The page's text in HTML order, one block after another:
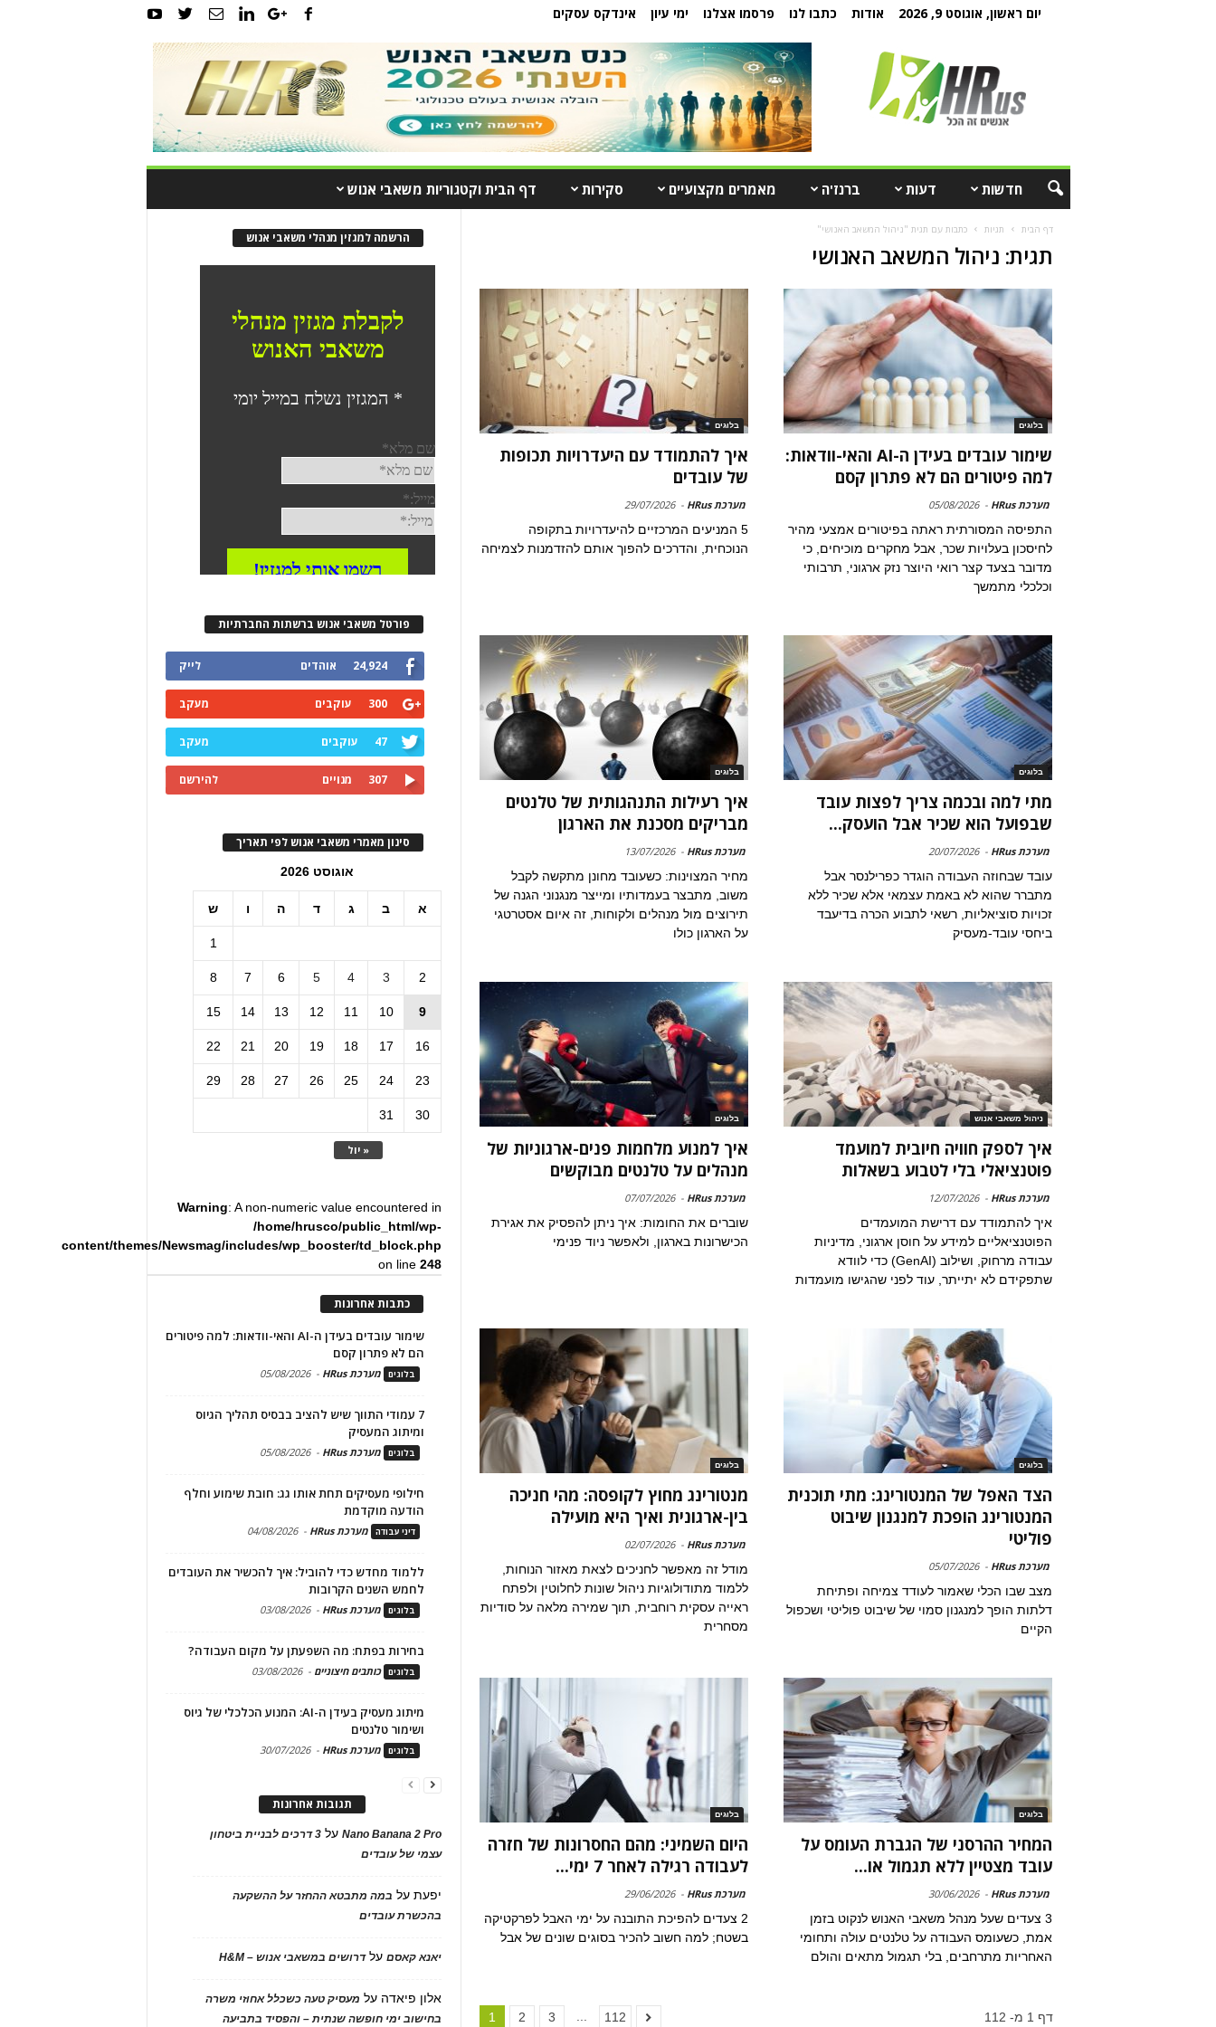
יום ראשון, אוגוסט 9, 2026 אודות כתבו לנו פרסמו אצלנו ימי עיון אינדקס עסקים
חדשות דעות ברנז'ה מאמרים מקצועיים סקירות דף הבית וקטגוריות משאבי אנוש
דף הבית תגיות כתבות עם תגית "ניהול המשאב האנושי"
תגית: ניהול המשאב האנושי
בלוגים
שימור עובדים בעידן ה-AI והאי-וודאות:
למה פיטורים הם לא פתרון קסם
מערכת HRus -
05/08/2026
התפיסה המסורתית ראתה בפיטורים אמצעי מהיר
לחיסכון בעלויות שכר, אבל מחקרים מוכיחים, כי
מדובר בצעד קצר רואי היוצר נזק ארגוני, תרבותי
וכלכלי מתמשך
בלוגים
איך להתמודד עם היעדרויות תכופות
של עובדים
מערכת HRus -
29/07/2026
5 המניעים המרכזיים להיעדרויות בתקופה
הנוכחית, והדרכים להפוך אותם להזדמנות לצמיחה
בלוגים
מתי למה ובכמה צריך לפצות עובד
שבפועל הוא שכיר אבל הועסק...
מערכת HRus -
20/07/2026
עובד שבחוזה העבודה הוגדר כפרילנסר אבל
מתברר שהוא לא באמת עצמאי אלא שכיר ללא
זכויות סוציאליות, רשאי לתבוע הכרה בדיעבד
ביחסי עובד-מעסיק
בלוגים
איך רעילות התנהגותית של טלנטים
מבריקים מסכנת את הארגון
מערכת HRus -
13/07/2026
מחיר המצוינות: כשעובד מחונן מתקשה לקבל
משוב, מתבצר בעמדותיו ומייצר מנגנוני הגנה של
תירוצים מול מנהלים ולקוחות, זה איום אסטרטגי
על הארגון כולו
ניהול משאבי אנוש
איך לספק חוויה חיובית למועמד
פוטנציאלי בלי לטבוע בשאלות
מערכת HRus -
12/07/2026
איך להתמודד עם דרישת המועמדים
הפוטנציאליים למידע על חוסן ארגוני, מדיניות
עבודה מרחוק, ושילוב (GenAI) כדי לוודא
שתפקידם לא יתייתר, עוד לפני שהגישו מועמדות
בלוגים
איך למנוע מלחמות פנים-ארגוניות של
מנהלים על טלנטים מבוקשים
מערכת HRus -
07/07/2026
שוברים את החומות: איך ניתן להפסיק את אגירת
הכישרונות בארגון, ולאפשר ניוד פנימי
בלוגים
הצד האפל של המנטורינג: מתי תוכנית
המנטורינג הופכת למנגנון שיבוט
פוליטי
מערכת HRus -
05/07/2026
מצב שבו הכלי שאמור לעודד צמיחה ופתיחת
דלתות הופך למנגנון סמוי של שיבוט פוליטי ושכפול
הקיים
בלוגים
מנטורינג מחוץ לקופסה: מהי חניכה
בין-ארגונית ואיך היא מועילה
מערכת HRus -
02/07/2026
מודל זה מאפשר לחניכים לצאת מאזור הנוחות,
ללמוד מתודולוגיות ניהול שונות לחלוטין ולפתח
ראייה עסקית רוחבית, תוך שמירה מלאה על סודיות
מסחרית
בלוגים
המחיר ההרסני של הגברת העומס על
עובד מצטיין ללא תגמול או...
מערכת HRus -
30/06/2026
3 צעדים שעל מנהל משאבי האנוש לנקוט בזמן
אמת, כשעומס העבודה על טלנטים עולה ותחומי
האחריות מתרחבים, בלי תגמול מתאים והולם
בלוגים
היום השמיני: מהם החסרונות של חזרה
לעבודה רגילה לאחר 7 ימי...
מערכת HRus -
29/06/2026
2 צעדים להפיכת התובנה על ימי האבל לפרקטיקה
בשטח; למה חשוב להכיר בסוגים שונים של אבל
1 2 3 112 דף 1 מ- 112
הרשמה למגזין מנהלי משאבי אנוש
פורטל משאבי אנוש ברשתות החברתיות
24,924 אוהדים לייק
300 עוקבים מעקב
47 עוקבים מעקב
307 מנויים להירשם
סינון מאמרי משאבי אנוש לפי תאריך
אוגוסט 2026
א ב ג ד ה ו ש
« יול
1
2
3
4
5
6
7
8
9
10
11
12
13
14
15
16
17
18
19
20
21
22
23
24
25
26
27
28
29
30
31
Warning: A non-numeric value encountered in
/home/hrusco/public_html/wp-
content/themes/Newsmag/includes/wp_booster/td_block.php
on line248
כתבות אחרונות
שימור עובדים בעידן ה-AI והאי-וודאות: למה פיטורים
הם לא פתרון קסם
בלוגים מערכת HRus -
05/08/2026
7 עמודי התווך שיש להציב בבסיס תהליך הגיוס
ומיתוג המעסיק
בלוגים מערכת HRus -
05/08/2026
חילופי מעסיקים תחת אותו גג: חובת שימוע וחלף
הודעה מוקדמת
דיני עבודה מערכת HRus -
04/08/2026
ללמוד מחדש כדי להוביל: איך להכשיר את העובדים
לחמש השנים הקרובות
בלוגים מערכת HRus -
03/08/2026
בחירות בפתח: מה השפעתן על מקום העבודה?
בלוגים כותבים חיצוניים -
03/08/2026
מיתוג מעסיק בעידן ה-AI: המנוע הכלכלי של גיוס
ושימור טלנטים
בלוגים מערכת HRus -
30/07/2026
תגובות אחרונות
Nano Banana 2 Proעל
3 דרכים לבניית ביטחון
עצמי של עובדים
יפעתעל במה מתבטא ההחזר על ההשקעה
בהכשרת עובדים
יאנא קאסםעלדרושים במשאבי אנוש – H&M
אלון פיאדה על מעסיק טעה כשכלל אחוזי משרה
בחישוב ימי חופשה שנתית – והפסיד בתביעה